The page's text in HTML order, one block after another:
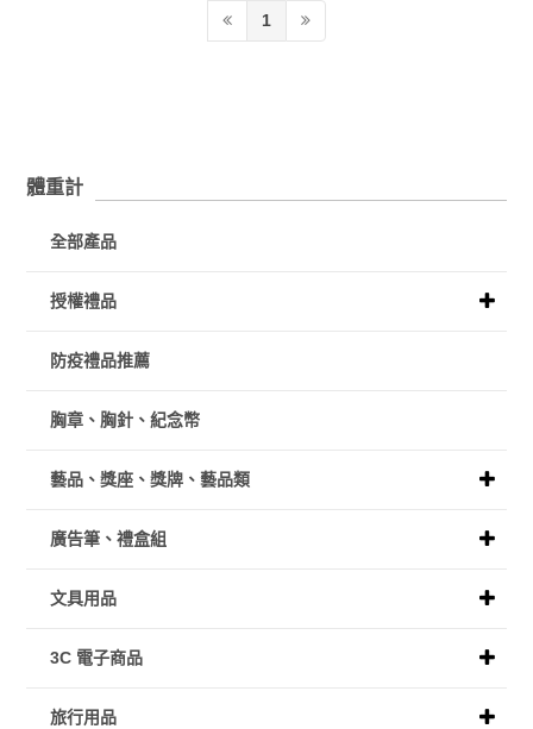
1
體重計
全部產品
授權禮品
防疫禮品推薦
胸章、胸針、紀念幣
藝品、獎座、獎牌、藝品類
廣告筆、禮盒組
文具用品
3C 電子商品
旅行用品